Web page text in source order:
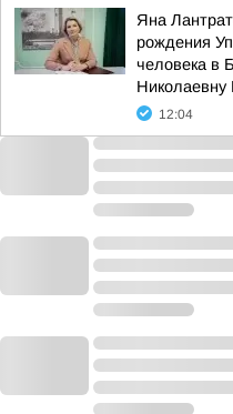
Яна
рождения
человека в
Николаевну
12:04